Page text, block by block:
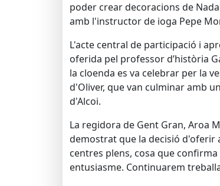
poder crear decoracions de
amb l'instructor de ioga Pepe
L'acte central de participació i
oferida pel professor d’història
la cloenda es va celebrar per la
d'Oliver, que van culminar amb
d'Alcoi.
La regidora de Gent Gran, Aroa
demostrat que la decisió d'oferir
centres plens, cosa que
entusiasme. Continuarem